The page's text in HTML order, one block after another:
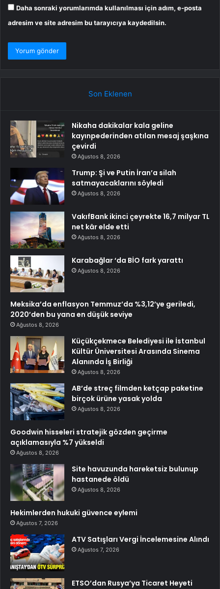
Daha sonraki yorumlarımda kullanılması için adım, e-posta
adresim ve site adresim bu tarayıcıya kaydedilsin.
Son Eklenen
Nikaha dakikalar kala geline
kayınpederinden atılan mesaj şaşkına
çevirdi
Ağustos 8, 2026
Trump: Şi ve Putin İran’a silah
satmayacaklarını söyledi
Ağustos 8, 2026
VakıfBank ikinci çeyrekte 16,7 milyar TL
net kâr elde etti
Ağustos 8, 2026
Karabağlar ‘da BİO fark yarattı
Ağustos 8, 2026
Meksika’da enflasyon Temmuz’da %3,12’ye geriledi,
2020’den bu yana en düşük seviye
Ağustos 8, 2026
Küçükçekmece Belediyesi ile İstanbul
Kültür Üniversitesi Arasında Sinema
Alanında İş Birliği
Ağustos 8, 2026
AB’de streç filmden ketçap paketine
birçok ürüne yasak yolda
Ağustos 8, 2026
Goodwin hisseleri stratejik gözden geçirme
açıklamasıyla %7 yükseldi
Ağustos 8, 2026
Site havuzunda hareketsiz bulunup
hastanede öldü
Ağustos 8, 2026
Hekimlerden hukuki güvence eylemi
Ağustos 7, 2026
ATV Satışları Vergi İncelemesine Alındı
Ağustos 7, 2026
ETSO’dan Rusya’ya Ticaret Heyeti